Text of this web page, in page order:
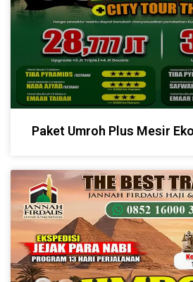
Paket Umroh Plus Mesir